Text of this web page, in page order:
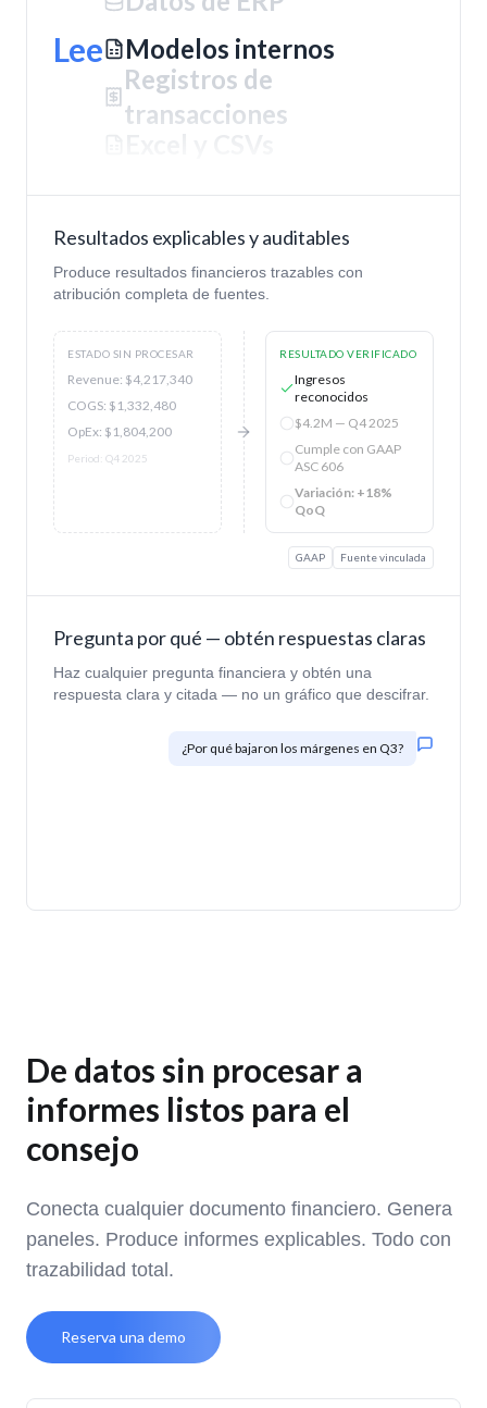
Lee
Registros de
transacciones
Excel y CSVs
Datos de ERP
Modelos internos
transacciones
Resultados explicables y auditables
Produce resultados financieros trazables con
atribución completa de fuentes.
ESTADO SIN PROCESAR
Revenue: $4,217,340
COGS: $1,332,480
OpEx: $1,804,200
Period: Q4 2025
RESULTADO VERIFICADO
Ingresos
reconocidos
$4.2M — Q4 2025
Cumple con GAAP
ASC 606
Variación: +18%
QoQ
GAAP Fuente vinculada
Pregunta por qué — obtén respuestas claras
Haz cualquier pregunta financiera y obtén una
respuesta clara y citada — no un gráfico que descifrar.
¿Por qué bajaron los márgenes en Q3?
De datos sin procesar a
informes listos para el
consejo
Conecta cualquier documento financiero. Genera
paneles. Produce informes explicables. Todo con
trazabilidad total.
Reserva una demo